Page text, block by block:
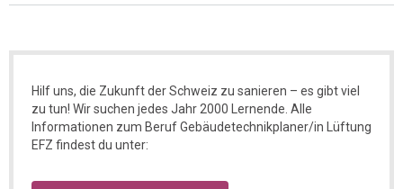
Hilf uns, die Zukunft der Schweiz zu sanieren – es gibt viel
zu tun! Wir suchen jedes Jahr 2000 Lernende. Alle
Informationen zum Beruf Gebäudetechnikplaner/in Lüftung
EFZ findest du unter: